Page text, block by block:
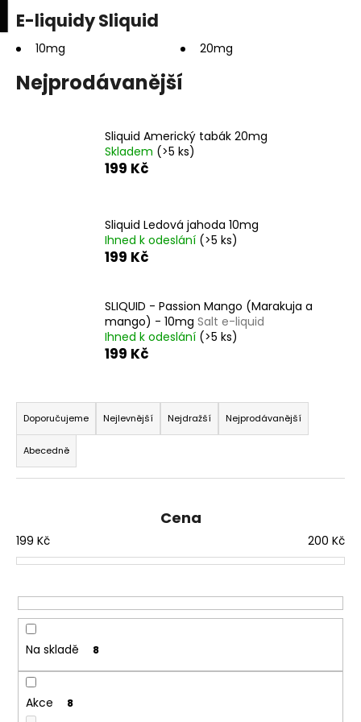
Přejít
na
obsah
E-liquidy Sliquid
10mg 20mg
Nejprodávanější
Sliquid Americký tabák 20mg
Skladem (>5 ks)
199 Kč
Sliquid Ledová jahoda 10mg
Ihned k odeslání (>5 ks)
199 Kč
SLIQUID - Passion Mango (Marakuja a
mango) - 10mg Salt e-liquid
Ihned k odeslání (>5 ks)
199 Kč
Ř
a
z
e
n
r
o
u
k
ů
Doporučujeme Nejlevnější Nejdražší Nejprodávanější
Abecedně
Cena
199 Kč 200 Kč
Na skladě 8
Akce 8
o
C
j
t
?
D
o
p
o
u